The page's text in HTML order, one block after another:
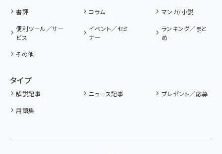
書評 コラム
マンガ/小説
便利ツール／サー
ビス
イベント／セミ
ナー
ランキング／まと
め
その他
タイプ
解説記事 ニュース記事
プレゼント／応募
用語集